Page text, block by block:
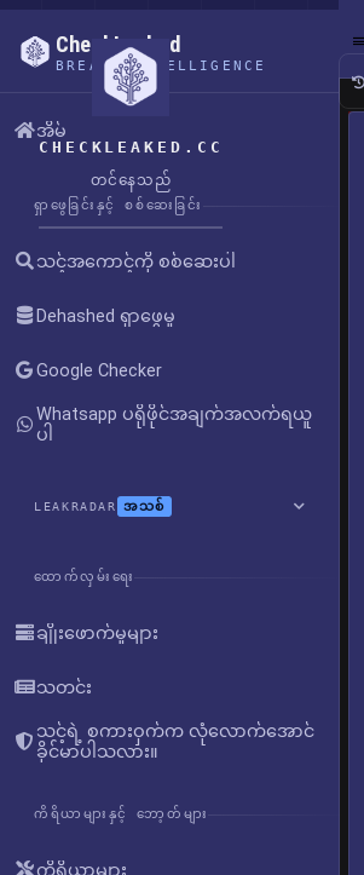
CHECKLEAKED.CC
တင်နေသည်
CheckLeaked
BREACH INTELLIGENCE
အိမ်
ရှာဖွေခြင်းနှင့် စစ်ဆေးခြင်း
သင့်အကောင့်ကို စစ်ဆေးပါ
Dehashed ရှာဖွေမှု
Google Checker
Whatsapp ပရိုဖိုင်အချက်အလက်ရယူ
ပါ
LEAKRADAR အသစ်
ထောက်လှမ်းရေး
ချိုးဖောက်မှုများ
သတင်း
သင့်ရဲ့ စကားဝှက်က လုံလောက်အောင်
ခိုင်မာပါသလား။
ကိရိယာများနှင့် ဘော့တ်များ
ကိရိယာများ